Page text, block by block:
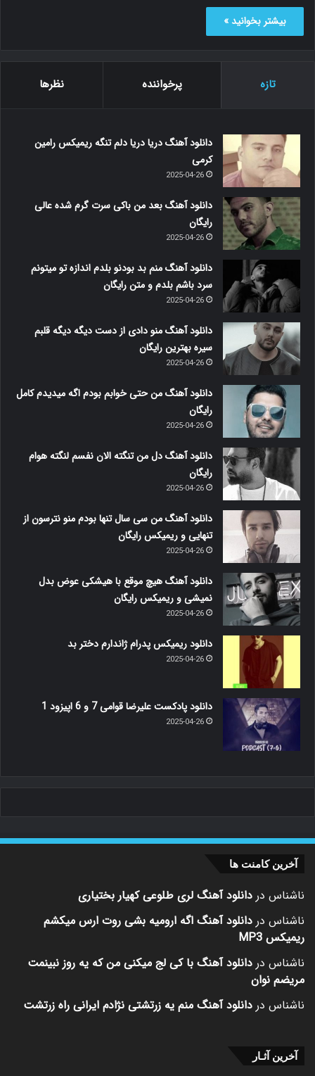
بیشتر بخوانید »
تازه پرخواننده نظرها
دانلود آهنگ دریا دریا دلم تنگه ریمیکس رامین
کرمی
2025-04-26
دانلود آهنگ بعد من باکی سرت گرم شده عالی
رایگان
2025-04-26
دانلود آهنگ منم بد بودنو بلدم اندازه تو میتونم
سرد باشم بلدم و متن رایگان
2025-04-26
دانلود آهنگ منو دادی از دست دیگه دیگه قلبم
سیره بهترین رایگان
2025-04-26
دانلود آهنگ من حتی خوابم بودم اگه میدیدم کامل
رایگان
2025-04-26
دانلود آهنگ دل من تنگته الان نفسم لنگته هوام
رایگان
2025-04-26
دانلود آهنگ من سی سال تنها بودم منو نترسون از
تنهایی و ریمیکس رایگان
2025-04-26
دانلود آهنگ هیچ موقع با هیشکی عوض بدل
نمیشی و ریمیکس رایگان
2025-04-26
دانلود ریمیکس پدرام ژاندارم دختر بد
2025-04-26
دانلود پادکست علیرضا قوامی 7 و 6 اپیزود 1
2025-04-26
آخرین کامنت ها
ناشناس در دانلود آهنگ لری طلوعی کهیار بختیاری
ناشناس در دانلود آهنگ اگه ارومیه بشی روت ارس میکشم
ریمیکس MP3
ناشناس در دانلود آهنگ با کی لج میکنی من که یه روز نبینمت
مریضم نوان
ناشناس در دانلود آهنگ منم یه زرتشتی نژادم ایرانی راه زرتشت
آخرین آثـار